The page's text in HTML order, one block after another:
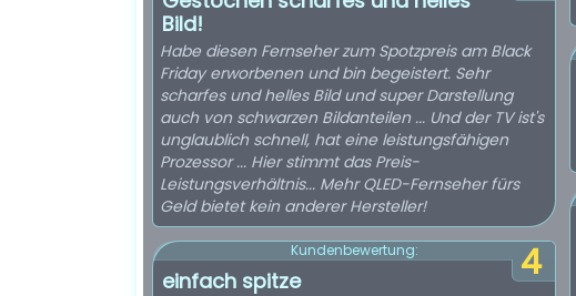
Bild!
Habe diesen Fernseher zum Spotzpreis am Black
Friday erworbenen und bin begeistert. Sehr
scharfes und helles Bild und super Darstellung
auch von schwarzen Bildanteilen ... Und der TV ist's
unglaublich schnell, hat eine leistungsfähigen
Prozessor ... Hier stimmt das Preis-
Leistungsverhältnis... Mehr QLED-Fernseher fürs
Geld bietet kein anderer Hersteller!
4
Kundenbewertung:
einfach spitze